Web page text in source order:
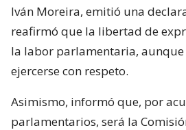
Iván Moreira, emitió una
reafirmó que la libertad de
la labor parlamentaria, aunque
ejercerse con respeto.
Asimismo, informó que, por
parlamentarios, será la